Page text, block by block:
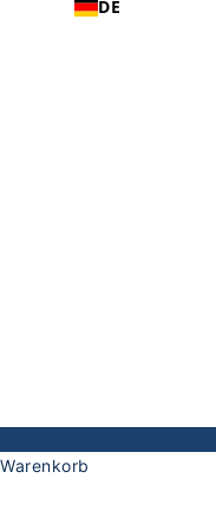
DE
Warenkorb
Eine